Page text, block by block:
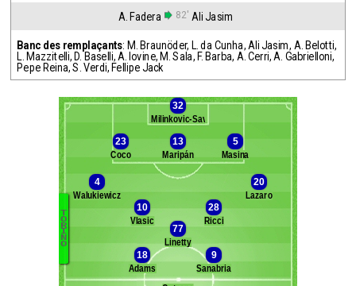
A. Fadera 82' Ali Jasim
Banc des remplaçants: M. Braunöder, L. da Cunha, Ali Jasim, A. Belotti,
L. Mazzitelli, D. Baselli, A. Iovine, M. Sala, F. Barba, A. Cerri, A. Gabrielloni,
Pepe Reina,S. Verdi, Fellipe Jack